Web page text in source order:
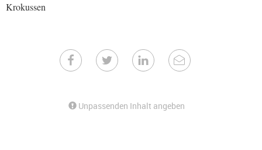
Krokussen
Unpassenden Inhalt angeben